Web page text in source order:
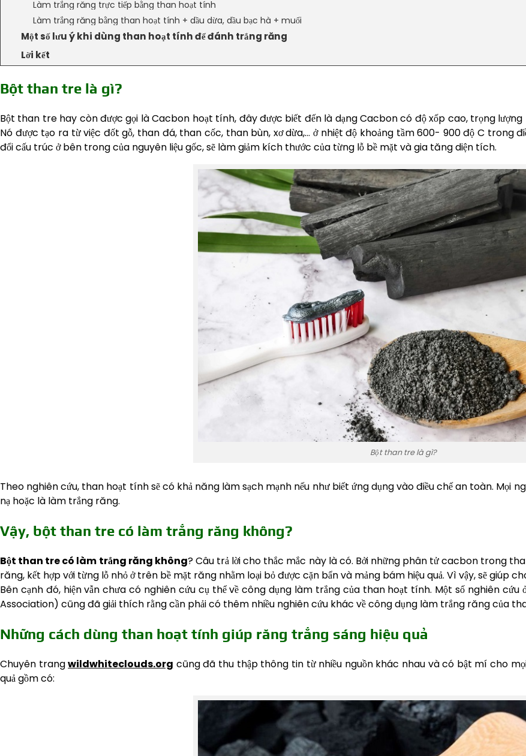
Làm trắng răng trực tiếp bằng than hoạt tính
Làm trắng răng bằng than hoạt tính + dầu dừa, dầu bạc hà + muối
Một số lưu ý khi dùng than hoạt tính để đánh trắng răng
Lời kết
Bột than tre là gì?
Bột than tre hay còn được gọi là Cacbon hoạt tính, đây được biết đến là dạng Cacbon có độ xốp cao, trọng
Nó được tạo ra từ việc đốt gỗ, than đá, than cốc, than bùn, xơ dừa,… ở nhiệt độ khoảng tầm 600- 900 độ C trong
đổi cấu trúc ở bên trong của nguyên liệu gốc, sẽ làm giảm kích thước của từng lỗ bề mặt và gia tăng diện tích.
Bột than tre là gì?
Theo nghiên cứu, than hoạt tính sẽ có khả năng làm sạch mạnh nếu như biết ứng dụng vào điều chế an toàn. Mọi
nạ hoặc là làm trắng răng.
Vậy, bột than tre có làm trắng răng không?
Bột than tre có làm trắng răng không? Câu trả lời cho thắc mắc này là có. Bởi những phân tử cacbon trong
răng, kết hợp với từng lỗ nhỏ ở trên bề mặt răng nhằm loại bỏ được cặn bẩn và mảng bám hiệu quả. Vì vậy, sẽ giúp
Bên cạnh đó, hiện vẫn chưa có nghiên cứu cụ thể về công dụng làm trắng của than hoạt tính. Một số nghiên
Association) cũng đã giải thích rằng cần phải có thêm nhiều nghiên cứu khác về công dụng làm trắng răng của
Những cách dùng than hoạt tính giúp răng trắng sáng hiệu quả
Chuyên trangwildwhiteclouds.org cũng đã thu thập thông tin từ nhiều nguồn khác nhau và có bật mí cho
quả gồm có: